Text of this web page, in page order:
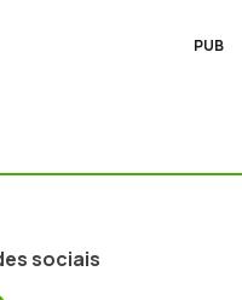
PUB
sociais